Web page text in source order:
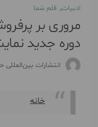
ادبیات, قلم شما
مروری بر
دوره جدید
انتشارات بین‌المللی
خانه